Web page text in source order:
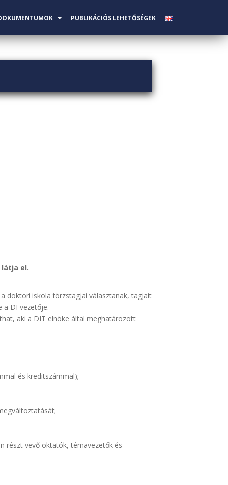
PUBLIKÁCIÓS LEHETŐSÉGEK
látja el.
doktori iskola törzstagjai választanak, tagjait
a DI vezetője.
aki a DIT elnöke által meghatározott
és kreditszámmal);
részt vevő oktatók, témavezetők és